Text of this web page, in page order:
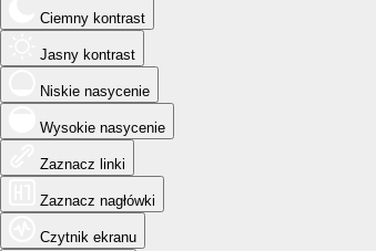
Ciemny kontrast
Jasny kontrast
Niskie nasycenie
Wysokie nasycenie
Zaznacz linki
Zaznacz nagłówki
Czytnik ekranu